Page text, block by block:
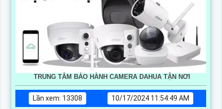
TRUNG TÂM BẢO HÀNH CAMERA DAHUA TẬN NƠI
Lần xem: 13308
10/17/2024 11:54:49 AM